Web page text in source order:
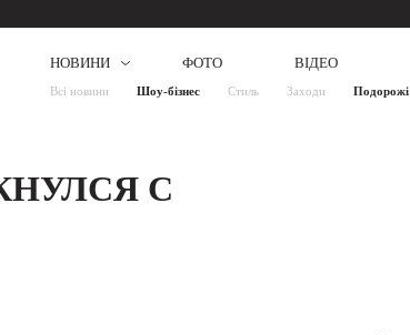
НОВИНИ
Всі новини Шоу-бізнес Стиль Заходи Подорожі
ФОТО ВІДЕО
С